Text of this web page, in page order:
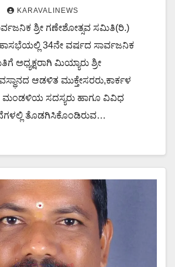
KARAVALINEWS
ಶ್ರೀ ಗಣೇಶೋತ್ಸವ ಸಮಿತಿ(ರಿ.)
34ನೇ ವರ್ಷದ ಸಾರ್ವಜನಿಕ
ಅಧ್ಯಕ್ಷರಾಗಿ ಮಿಯ್ಯಾರು ಶ್ರೀ
ಆಡಳಿತ ಮುಕ್ತೇಸರರು,ಕಾರ್ಕಳ
ಮಂಡಳಿಯ ಸದಸ್ಯರು ಹಾಗೂ ವಿವಿಧ
ತೊಡಗಿಸಿಕೊಂಡಿರುವ…